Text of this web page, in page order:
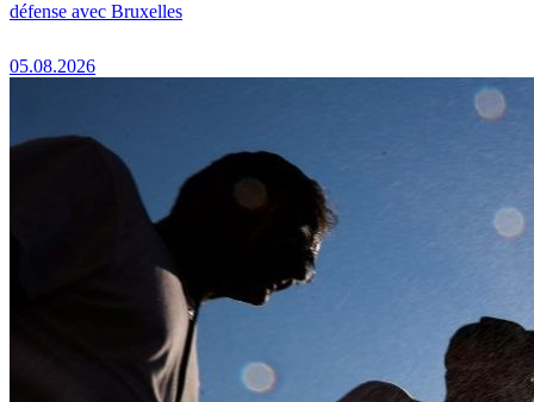
défense avec Bruxelles
05.08.2026